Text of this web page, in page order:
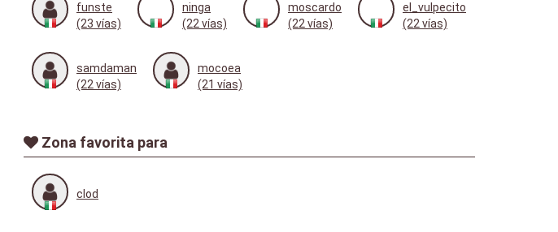
funste
(23 vías)
ninga
(22 vías)
moscardo
(22 vías)
el_vulpecito
(22 vías)
samdaman
(22 vías)
mocoea
(21 vías)
Zona favorita para
clod